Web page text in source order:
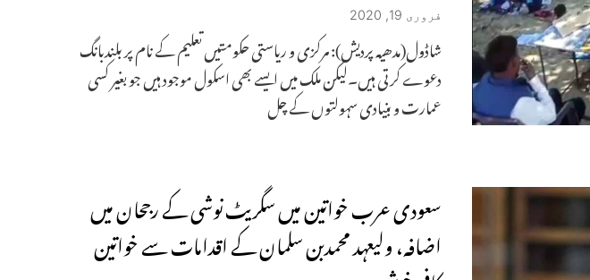
فروری 19, 2020
شاڈول(مدھیہ پردیش): مرکزی و ریاستی حکومتیں تعلیم کے نام پر بلندبانگ
دعوے کرتی ہیں۔لیکن ملک میں ایسے بھی اسکول موجود ہیں جو بغیر کسی
عمارت و بنیادی سہولتوں کے چل
سعودی عرب خواتین میں سگریٹ نوشی کے رجحان میں
اضافہ، ولیعہد محمدبن سلمان کے اقدامات سے خواتین